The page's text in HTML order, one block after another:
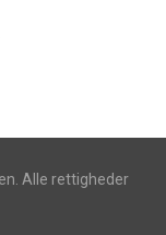
Alle rettigheder